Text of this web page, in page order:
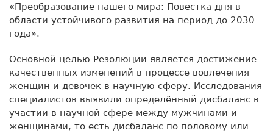
«Преобразование нашего мира: Повестка дня в
области устойчивого развития на период до 2030
года».
Основной целью Резолюции является достижение
качественных изменений в процессе вовлечения
женщин и девочек в научную сферу. Исследования
специалистов выявили определённый дисбаланс в
участии в научной сфере между мужчинами и
женщинами, то есть дисбаланс по половому или